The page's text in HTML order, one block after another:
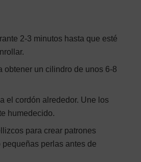
2-3 minutos hasta que esté
obtener un cilindro de unos 6-8
el cordón alrededor. Une los
humedecido.
para crear patrones
perlas antes de